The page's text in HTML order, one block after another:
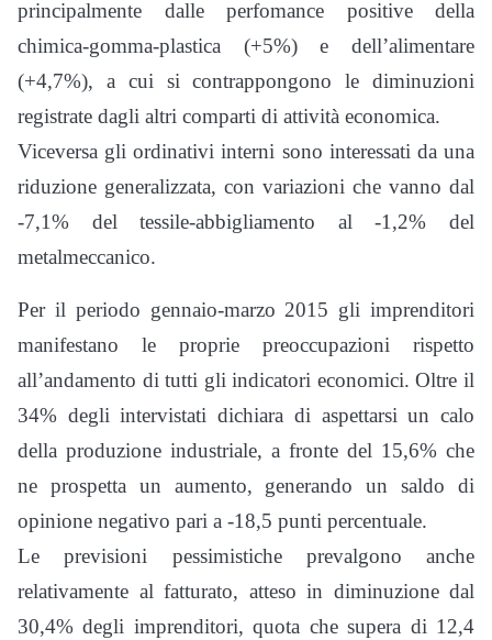
principalmente dalle perfomance positive della
chimica-gomma-plastica (+5%) e dell’alimentare
(+4,7%), a cui si contrappongono le diminuzioni
registrate dagli altri comparti di attività economica.
Viceversa gli ordinativi interni sono interessati da una
riduzione generalizzata, con variazioni che vanno dal
-7,1% del tessile-abbigliamento al -1,2% del
metalmeccanico.
Per il periodo gennaio-marzo 2015 gli imprenditori
manifestano le proprie preoccupazioni rispetto
all’andamento di tutti gli indicatori economici. Oltre il
34% degli intervistati dichiara di aspettarsi un calo
della produzione industriale, a fronte del 15,6% che
ne prospetta un aumento, generando un saldo di
opinione negativo pari a -18,5 punti percentuale.
Le previsioni pessimistiche prevalgono anche
relativamente al fatturato, atteso in diminuzione dal
30,4% degli imprenditori, quota che supera di 12,4